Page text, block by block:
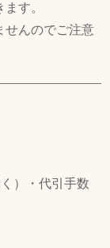
す。
せんのでご注意
）・代引手数